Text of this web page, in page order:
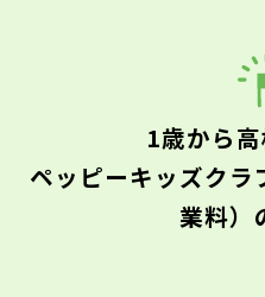
1歳から
ペッピーキッズクラ
業料）